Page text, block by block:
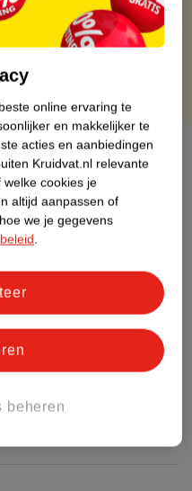
(nog) geen Nature
online ervaring te
en makkelijker te
acties en aanbiedingen
Kruidvat.nl relevante
cookies je
altijd aanpassen of
we je gegevens
.
beheren